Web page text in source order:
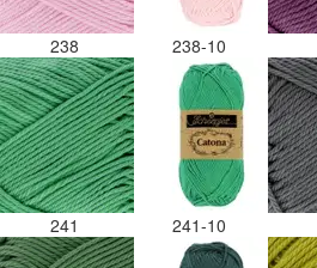
238 238-10
241 241-10